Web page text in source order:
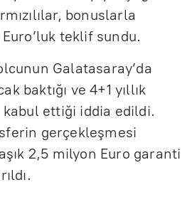
bonuslarla
teklif sundu.
Galatasaray’da
baktığı ve 4+1 yıllık
ettiği iddia edildi.
gerçekleşmesi
2,5 milyon Euro garanti